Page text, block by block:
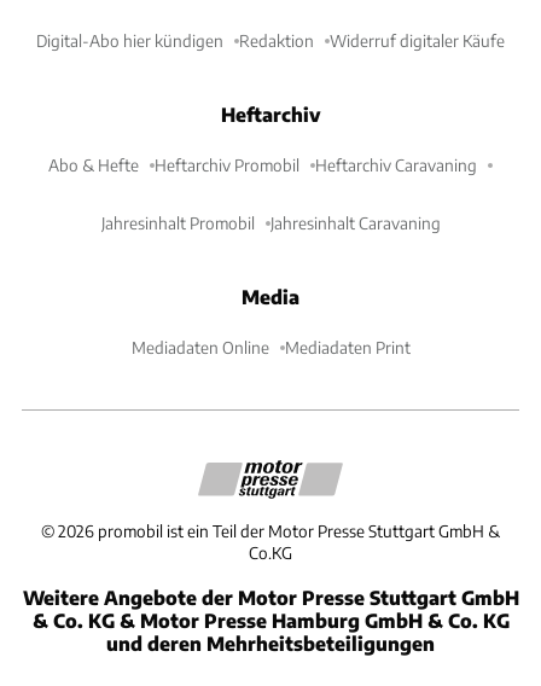
Digital-Abo hier kündigen Redaktion Widerruf digitaler Käufe
Heftarchiv
Abo & Hefte Heftarchiv Promobil Heftarchiv Caravaning
Jahresinhalt Promobil Jahresinhalt Caravaning
Media
Mediadaten Online Mediadaten Print
©2026 promobil ist ein Teil der Motor Presse Stuttgart GmbH &
Co.KG
Weitere Angebote der Motor Presse Stuttgart GmbH
& Co. KG & Motor Presse Hamburg GmbH & Co. KG
und deren Mehrheitsbeteiligungen